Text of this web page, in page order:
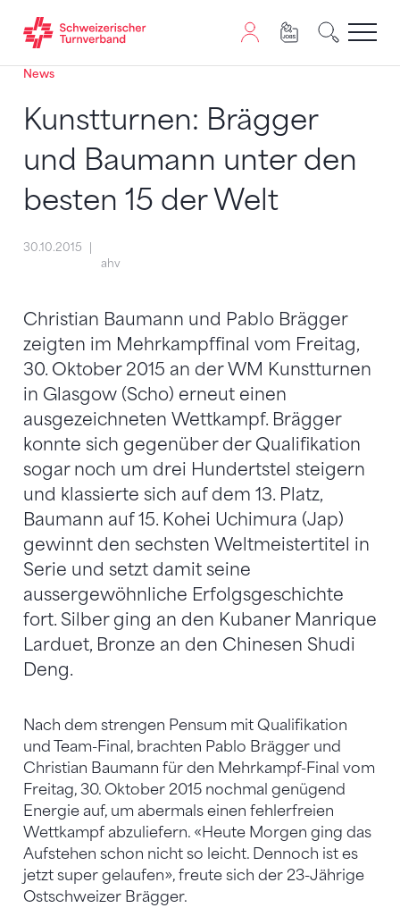
Zum Inhalt springen
Zur Sitemap navigieren
Zum Navigieren dieser Seite wird JavaScript benötigt.
News
Kunstturnen: Brägger
und Baumann unter den
besten 15 der Welt
30.10.2015
ahv
Christian Baumann und Pablo Brägger
zeigten im Mehrkampffinal vom Freitag,
30. Oktober 2015 an der WM Kunstturnen
in Glasgow (Scho) erneut einen
ausgezeichneten Wettkampf. Brägger
konnte sich gegenüber der Qualifikation
sogar noch um drei Hundertstel steigern
und klassierte sich auf dem 13. Platz,
Baumann auf 15. Kohei Uchimura (Jap)
gewinnt den sechsten Weltmeistertitel in
Serie und setzt damit seine
aussergewöhnliche Erfolgsgeschichte
fort. Silber ging an den Kubaner Manrique
Larduet, Bronze an den Chinesen Shudi
Deng.
Nach dem strengen Pensum mit Qualifikation
und Team-Final, brachten Pablo Brägger und
Christian Baumann für den Mehrkampf-Final vom
Freitag, 30. Oktober 2015 nochmal genügend
Energie auf, um abermals einen fehlerfreien
Wettkampf abzuliefern. «Heute Morgen ging das
Aufstehen schon nicht so leicht. Dennoch ist es
jetzt super gelaufen», freute sich der 23-Jährige
Ostschweizer Brägger.